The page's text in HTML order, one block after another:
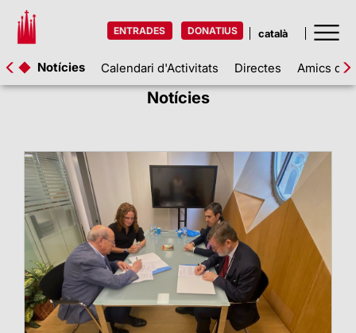
ENTRADES DONATIUS
Notícies Calendari d'Activitats Directes Amics de
Notícies